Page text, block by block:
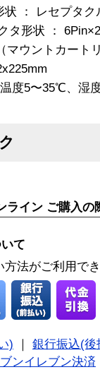
状 ： レセプタク
タ形状 ： 6Pin×2
マウントカート
度5〜35℃、湿
ライン ご購入の
て
方法がご利用で
)
銀行振込(後
ンイレブン決済